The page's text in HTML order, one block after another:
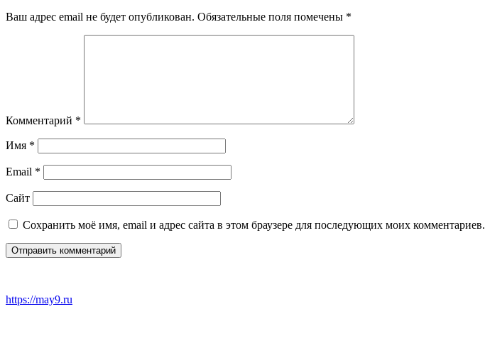
Ваш адрес email не будет опубликован. Обязательные поля помечены *
Комментарий *
Имя *
Email *
Сайт
Сохранить моё имя, email и адрес сайта в этом браузере для последующих моих комментариев.
https://may9.ru